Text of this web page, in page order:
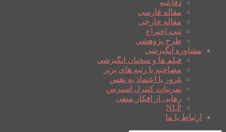
دفاعیه
مقاله فارسی
مقاله خارجی
ثبت اختراع
طرح پژوهشی
مشاوره انگیزشی
فیلم ها و سخنان انگیزشی
مصاحبه با رتبه های برتر
غرور یا اعتماد به نفس
تمرینات کنترل استرس
رهایی از افکار منفی
NLP
ارتباط با ما